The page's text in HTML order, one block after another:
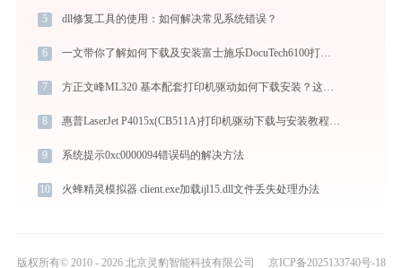
5 dll修复工具的使用：如何解决常见系统错误？
6 一文带你了解如何下载及安装富士施乐DocuTech6100打印机驱动
7 方正文峰ML320 基本配套打印机驱动如何下载安装？这里有你需要的所有信息
8 惠普LaserJet P4015x(CB511A)打印机驱动下载与安装教程：新手也能轻松搞定
9 系统提示0xc0000094错误码的解决方法
10 火蜂精灵模拟器 client.exe加载ijl15.dll文件丢失处理办法
版权所有© 2010 - 2026 北京灵豹智能科技有限公司 京ICP备2025133740号-18